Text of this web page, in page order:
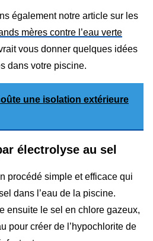
également notre article sur les
mères contre l’eau verte
vous donner quelques idées
dans votre piscine.
une isolation extérieure
électrolyse au sel
procédé simple et efficace qui
dans l’eau de la piscine.
ensuite le sel en chlore gazeux,
pour créer de l’hypochlorite de